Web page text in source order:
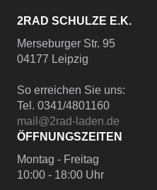
2RAD SCHULZE E.K.
Merseburger Str. 95
04177 Leipzig
So erreichen Sie uns:
Tel. 0341/4801160
mail@2rad-laden.de
ÖFFNUNGSZEITEN
Montag - Freitag
10:00 - 18:00 Uhr